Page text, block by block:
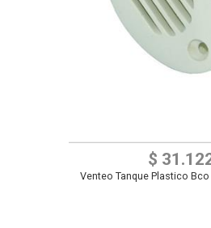
$
Venteo Tanque Plastico